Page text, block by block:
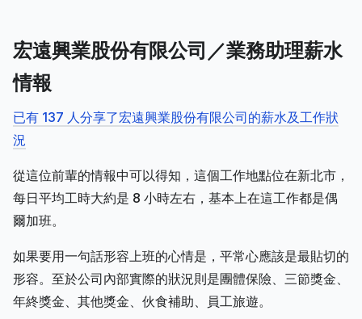
宏遠興業股份有限公司／業務助理薪水
情報
已有 137 人分享了宏遠興業股份有限公司的薪水及工作狀
況
從這位前輩的情報中可以得知，這個工作地點位在新北市，
每日平均工時大約是 8 小時左右，基本上在這工作都是偶
爾加班。
如果要用一句話形容上班的心情是，平常心應該是最貼切的
形容。至於公司內部實際的狀況則是團體保險、三節獎金、
年終獎金、其他獎金、伙食補助、員工旅遊。